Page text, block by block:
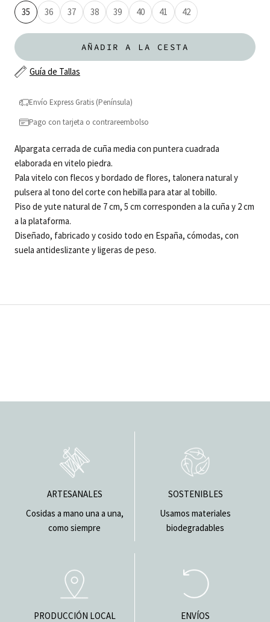
35
36 37 38 39 40 41 42
AÑADIR A LA CESTA
Guía de Tallas
Envío Express Gratis (Península)
Pago con tarjeta o contrareembolso
Alpargata cerrada de cuña media con puntera cuadrada
elaborada en vitelo piedra.
Pala vitelo con flecos y bordado de flores, talonera natural y
pulsera al tono del corte con hebilla para atar al tobillo.
Piso de yute natural de 7 cm, 5 cm corresponden a la cuña y 2 cm
a la plataforma.
Diseñado, fabricado y cosido todo en España, cómodas, con
suela antideslizante y ligeras de peso.
ARTESANALES
Cosidas a mano una a una,
como siempre
SOSTENIBLES
Usamos materiales
biodegradables
PRODUCCIÓN LOCAL ENVÍOS